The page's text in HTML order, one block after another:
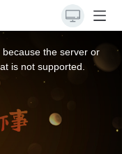
the server or
is not supported.